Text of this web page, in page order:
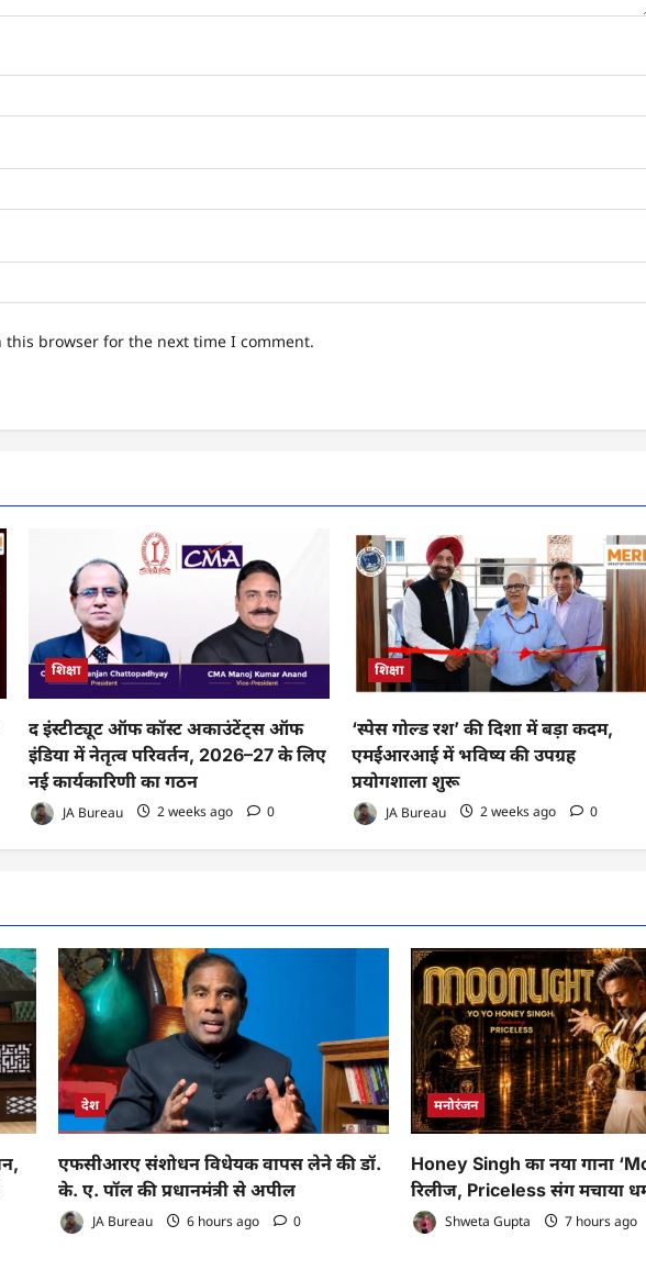
this browser for the next time I comment.
शिक्षा
द इंस्टीट्यूट ऑफ कॉस्ट अकाउंटेंट्स ऑफ
इंडिया में नेतृत्व परिवर्तन, 2026–27 के लिए
नई कार्यकारिणी का गठन
JA Bureau 2 weeks ago 0
शिक्षा
‘स्पेस गोल्ड रश’ की दिशा में बड़ा कदम,
एमईआरआई में भविष्य की उपग्रह
प्रयोगशाला शुरू
JA Bureau 2 weeks ago 0
देश
एफसीआरए संशोधन विधेयक वापस लेने की डॉ.
के. ए. पॉल की प्रधानमंत्री से अपील
JA Bureau 6 hours ago 0
मनोरंजन
Honey Singh का नया गाना
रिलीज, Priceless संग मचाया
Shweta Gupta 7 hours ago